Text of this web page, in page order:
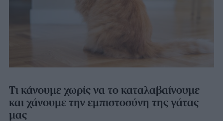
Τι κάνουμε χωρίς να το καταλαβαίνουμε
και χάνουμε την εμπιστοσύνη της γάτας
μας